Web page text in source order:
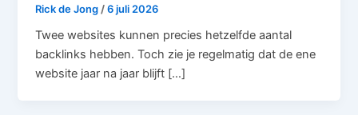
Rick de Jong /6 juli 2026
Twee websites kunnen precies hetzelfde aantal
backlinks hebben. Toch zie je regelmatig dat de ene
website jaar na jaar blijft […]